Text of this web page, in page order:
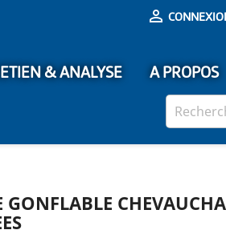

& ANALYSE A PROPOS
GONFLABLE